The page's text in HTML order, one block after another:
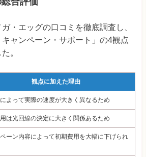
・エッグの口コミを徹底調査し、
キャンペーン・サポート」の4観点
。
観点に加えた理由
よって実際の速度が大きく異なるため
は光回線の決定に大きく関係あるため
ーン内容によって初期費用を大幅に下げられ